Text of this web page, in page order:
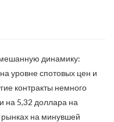
динамику:
уровне спотовых цен и
контракты немного
на 5,32 доллара на
на минувшей